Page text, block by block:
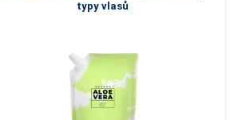
typy vlasů